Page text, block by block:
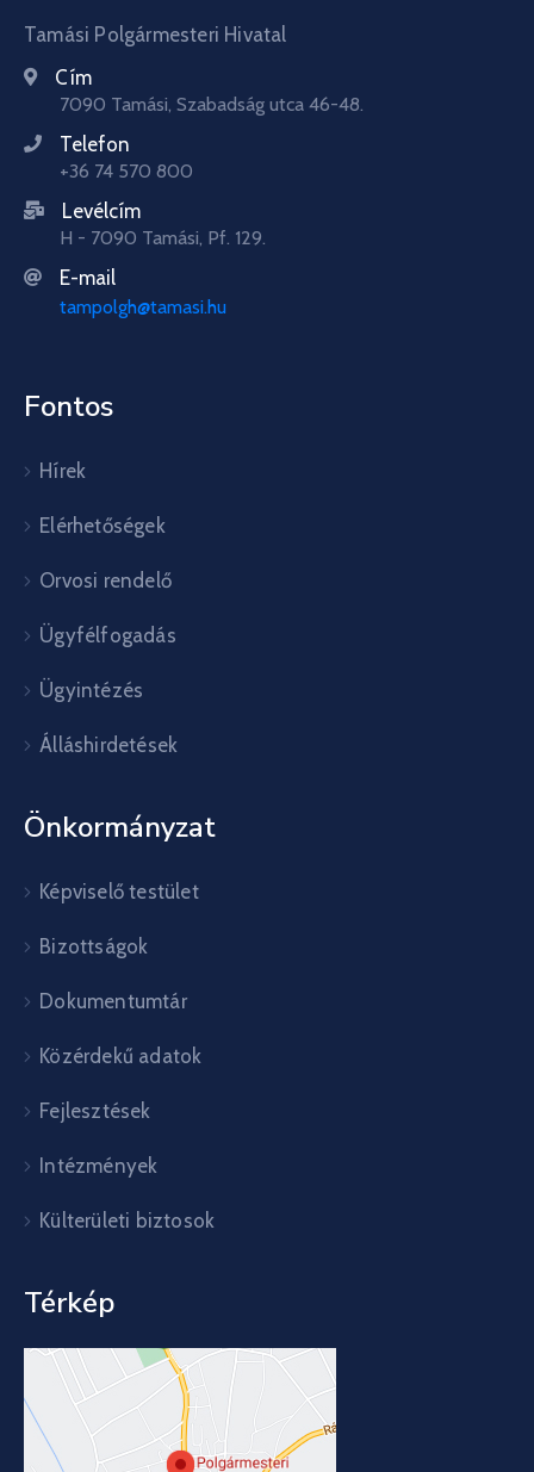
Tamási Polgármesteri Hivatal
Cím
7090 Tamási, Szabadság utca 46-48.
Telefon
+36 74 570 800
Levélcím
H - 7090 Tamási, Pf. 129.
E-mail
tampolgh@tamasi.hu
Fontos
Hírek
Elérhetőségek
Orvosi rendelő
Ügyfélfogadás
Ügyintézés
Álláshirdetések
Önkormányzat
Képviselő testület
Bizottságok
Dokumentumtár
Közérdekű adatok
Fejlesztések
Intézmények
Külterületi biztosok
Térkép